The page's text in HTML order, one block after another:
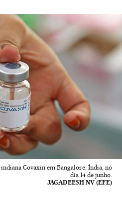
Covaxin em Bangalore, Índia, no
dia 14 de junho.
JAGADEESH NV (EFE)